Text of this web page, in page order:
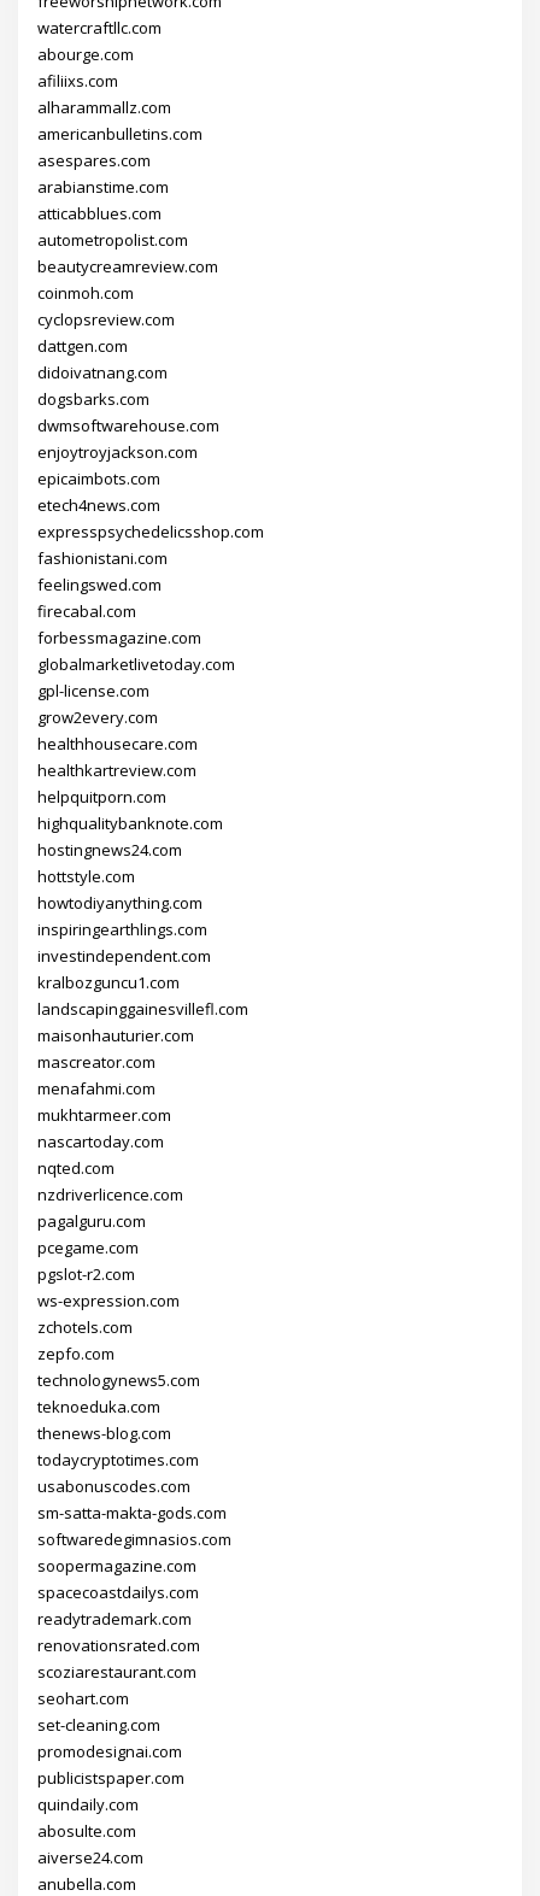
watercraftllc.com
abourge.com
afiliixs.com
alharammallz.com
americanbulletins.com
asespares.com
arabianstime.com
atticabblues.com
autometropolist.com
beautycreamreview.com
coinmoh.com
cyclopsreview.com
dattgen.com
didoivatnang.com
dogsbarks.com
dwmsoftwarehouse.com
enjoytroyjackson.com
epicaimbots.com
etech4news.com
expresspsychedelicsshop.com
fashionistani.com
feelingswed.com
firecabal.com
forbessmagazine.com
globalmarketlivetoday.com
gpl-license.com
grow2every.com
healthhousecare.com
healthkartreview.com
helpquitporn.com
highqualitybanknote.com
hostingnews24.com
hottstyle.com
howtodiyanything.com
inspiringearthlings.com
investindependent.com
kralbozguncu1.com
landscapinggainesvillefl.com
maisonhauturier.com
mascreator.com
menafahmi.com
mukhtarmeer.com
nascartoday.com
nqted.com
nzdriverlicence.com
pagalguru.com
pcegame.com
pgslot-r2.com
ws-expression.com
zchotels.com
zepfo.com
technologynews5.com
teknoeduka.com
thenews-blog.com
todaycryptotimes.com
usabonuscodes.com
sm-satta-makta-gods.com
softwaredegimnasios.com
soopermagazine.com
spacecoastdailys.com
readytrademark.com
renovationsrated.com
scoziarestaurant.com
seohart.com
set-cleaning.com
promodesignai.com
publicistspaper.com
quindaily.com
abosulte.com
aiverse24.com
anubella.com